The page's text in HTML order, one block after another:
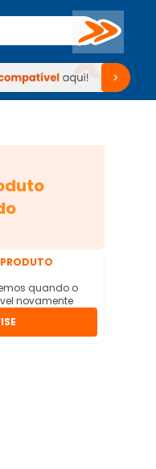
Buscar
TV Venda no KaBuM!
Venda no KaBuM!
quando o
novamente